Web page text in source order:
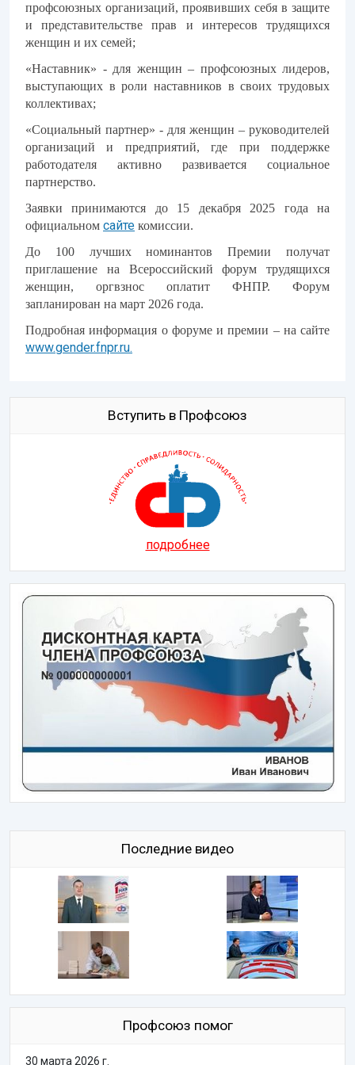
Вступить в Профсоюз
подробнее
профсоюзных организаций, проявивших себя в защите
и представительстве прав и интересов трудящихся
женщин и их семей;
«Наставник» - для женщин – профсоюзных лидеров,
выступающих в роли наставников в своих трудовых
коллективах;
«Социальный партнер» - для женщин – руководителей
организаций и предприятий, где при поддержке
работодателя активно развивается социальное
партнерство.
Заявки принимаются до 15 декабря 2025 года на
официальном сайте комиссии.
До 100 лучших номинантов Премии получат
приглашение на Всероссийский форум трудящихся
женщин, оргвзнос оплатит ФНПР. Форум
запланирован на март 2026 года.
Подробная информация о форуме и премии – на сайте
www.gender.fnpr.ru.
Последние видео
Профсоюз помог
30 марта 2026 г.